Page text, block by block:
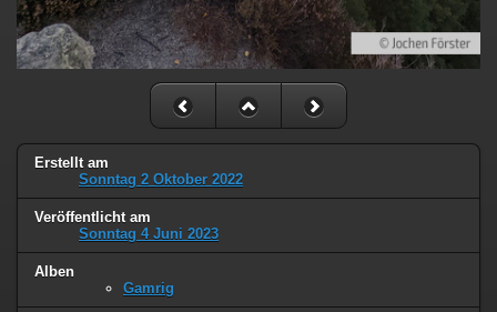
Erstellt am
Sonntag 2 Oktober 2022
Veröffentlicht am
Sonntag 4 Juni 2023
Alben
Gamrig